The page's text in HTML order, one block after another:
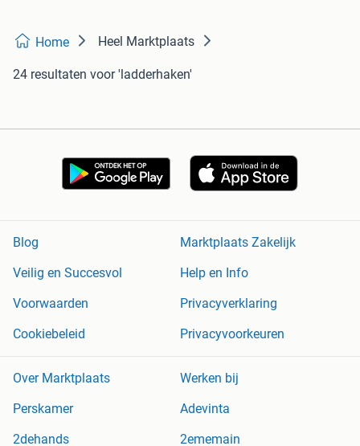
Home Heel Marktplaats
24 resultaten voor 'ladderhaken'
Blog
Marktplaats Zakelijk
Veilig en Succesvol
Help en Info
Voorwaarden
Privacyverklaring
Cookiebeleid
Privacyvoorkeuren
Over Marktplaats
Werken bij
Perskamer
Adevinta
2dehands
2ememain